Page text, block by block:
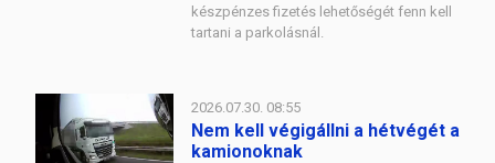
készpénzes fizetés lehetőségét fenn kell
tartani a parkolásnál.
2026.07.30. 08:55
Nem kell végigállni a hétvégét a
kamionoknak